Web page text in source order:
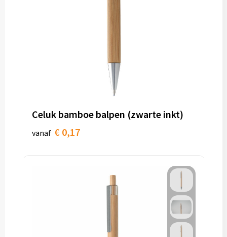
Celuk bamboe balpen (zwarte inkt)
vanaf € 0,17